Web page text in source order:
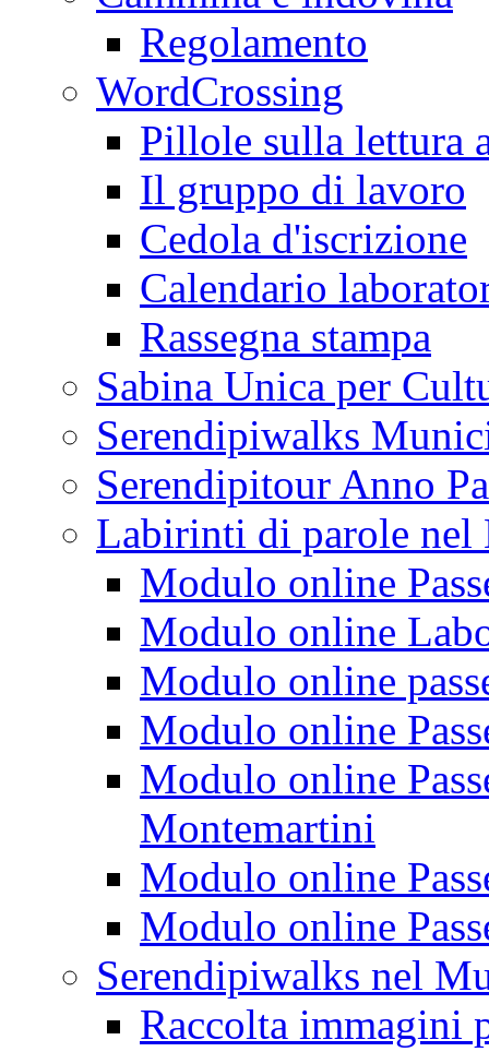
Regolamento
WordCrossing
Pillole sulla lettura
Il gruppo di lavoro
Cedola d'iscrizione
Calendario
Rassegna stampa
Sabina Unica per
Serendipiwalks
Serendipitour Anno
Labirinti di parole
Modulo online
Modulo online
Modulo online
Modulo online
Modulo online
Montemartini
Modulo online
Modulo online
Serendipiwalks nel
Raccolta immagini